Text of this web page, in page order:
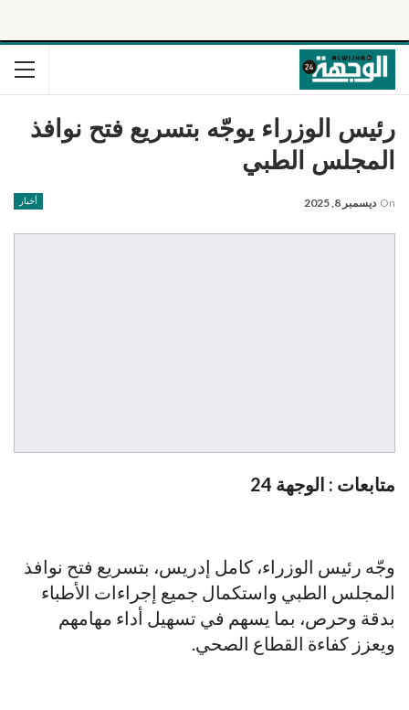
رئيس الوزراء يوجّه بتسريع فتح نوافذ
المجلس الطبي
أخبار On ديسمبر 8, 2025
متابعات : الوجهة 24
وجّه رئيس الوزراء، كامل إدريس، بتسريع فتح نوافذ
المجلس الطبي واستكمال جميع إجراءات الأطباء
بدقة وحرص، بما يسهم في تسهيل أداء مهامهم
ويعزز كفاءة القطاع الصحي.